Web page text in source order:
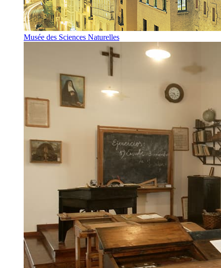
Musée des Sciences Naturelles